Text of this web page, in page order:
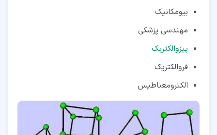
بیومکانیک
مهندسی پزشکی
پیزوالکتریک
فروالکتریک
الکترومغناطیس